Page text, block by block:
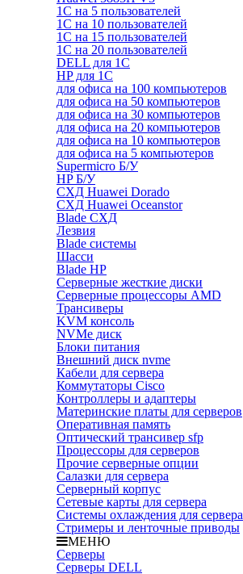
1С на 5 пользователей
1С на 10 пользователей
1С на 15 пользователей
1С на 20 пользователей
DELL для 1С
HP для 1С
для офиса на 100 компьютеров
для офиса на 50 компьютеров
для офиса на 30 компьютеров
для офиса на 20 компьютеров
для офиса на 10 компьютеров
для офиса на 5 компьютеров
Supermicro Б/У
HP Б/У
СХД Huawei Dorado
СХД Huawei Oceanstor
Blade СХД
Лезвия
Blade системы
Шасси
Blade HP
Серверные жесткие диски
Серверные процессоры AMD
Трансиверы
KVM консоль
NVMe диск
Блоки питания
Внешний диск nvme
Кабели для сервера
Коммутаторы Cisco
Контроллеры и адаптеры
Материнские платы для серверов
Оперативная память
Оптический трансивер sfp
Процессоры для серверов
Прочие серверные опции
Салазки для сервера
Серверный корпус
Сетевые карты для сервера
Системы охлаждения для сервера
Стримеры и ленточные приводы
МЕНЮ
Серверы
Серверы DELL